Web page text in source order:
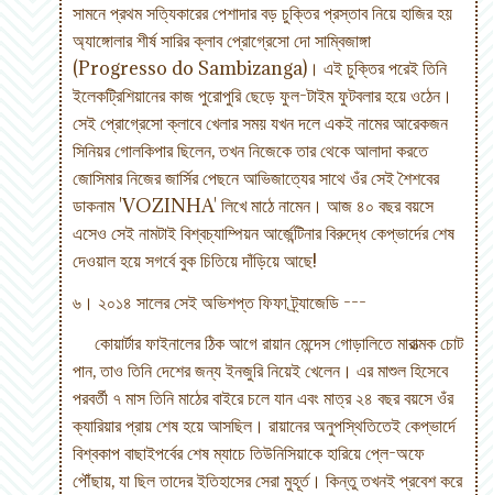
সামনে প্রথম সত্যিকারের পেশাদার বড় চুক্তির প্রস্তাব নিয়ে হাজির হয়
অ্যাঙ্গোলার শীর্ষ সারির ক্লাব প্রোগ্রেসো দো সাম্বিজাঙ্গা
(Progresso do Sambizanga)। এই চুক্তির পরেই তিনি
ইলেকট্রিশিয়ানের কাজ পুরোপুরি ছেড়ে ফুল-টাইম ফুটবলার হয়ে ওঠেন।
সেই প্রোগ্রেসো ক্লাবে খেলার সময় যখন দলে একই নামের আরেকজন
সিনিয়র গোলকিপার ছিলেন, তখন নিজেকে তার থেকে আলাদা করতে
জোসিমার নিজের জার্সির পেছনে আভিজাত্যের সাথে ওঁর সেই শৈশবের
ডাকনাম 'VOZINHA' লিখে মাঠে নামেন। আজ ৪০ বছর বয়সে
এসেও সেই নামটাই বিশ্বচ্যাম্পিয়ন আর্জেন্টিনার বিরুদ্ধে কেপ্ভার্দের শেষ
দেওয়াল হয়ে সগর্বে বুক চিতিয়ে দাঁড়িয়ে আছে!
৬। ২০১৪ সালের সেই অভিশপ্ত ফিফা ট্র্যাজেডি ---
কোয়ার্টার ফাইনালের ঠিক আগে রায়ান মেন্দেস গোড়ালিতে মারাত্মক চোট
পান, তাও তিনি দেশের জন্য ইনজুরি নিয়েই খেলেন। এর মাশুল হিসেবে
পরবর্তী ৭ মাস তিনি মাঠের বাইরে চলে যান এবং মাত্র ২৪ বছর বয়সে ওঁর
ক্যারিয়ার প্রায় শেষ হয়ে আসছিল। রায়ানের অনুপস্থিতিতেই কেপ্ভার্দে
বিশ্বকাপ বাছাইপর্বের শেষ ম্যাচে তিউনিসিয়াকে হারিয়ে প্লে-অফে
পৌঁছায়, যা ছিল তাদের ইতিহাসের সেরা মুহূর্ত। কিন্তু তখনই প্রবেশ করে